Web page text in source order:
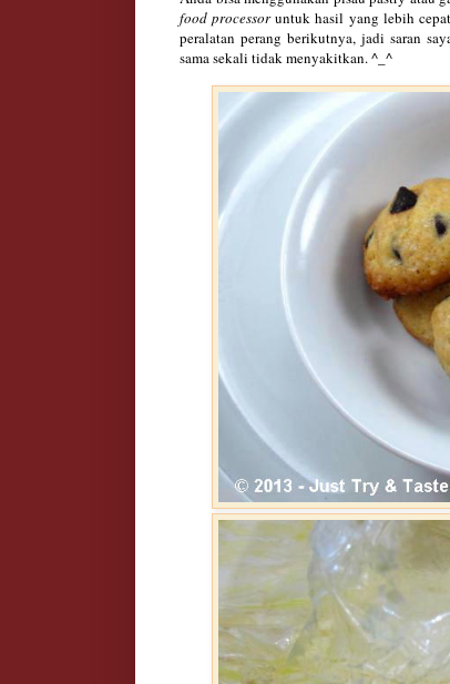
food processoruntuk hasil yang lebih
peralatan perang berikutnya, jadi saran
sama sekali tidak menyakitkan. ^_^